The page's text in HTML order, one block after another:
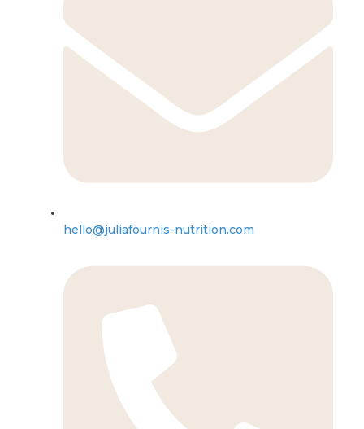
hello@juliafournis-nutrition.com